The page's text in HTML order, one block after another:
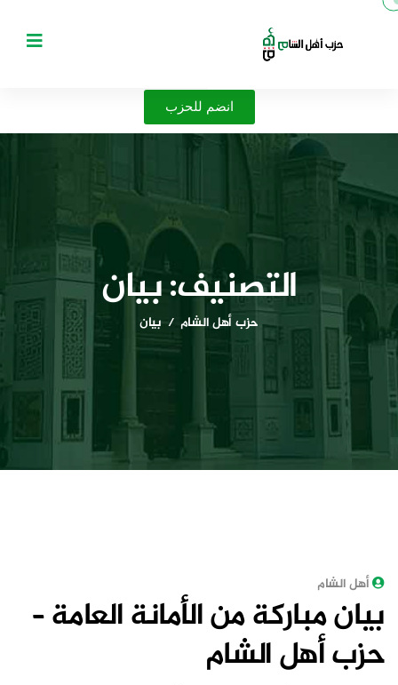
انضم للحزب
التصنيف:بيان
حزب أهل الشام بيان
أهل الشام
بيان مباركة من الأمانة العامة –
حزب أهل الشام